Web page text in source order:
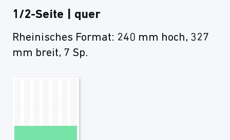
1/2-Seite | quer
Rheinisches Format: 240 mm hoch, 327
mm breit, 7 Sp.